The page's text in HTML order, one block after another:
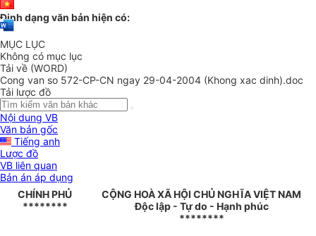
Định dạng văn bản hiện có:
MỤC LỤC
Không có mục lục
Tải về (WORD)
Cong van so 572-CP-CN ngay 29-04-2004 (Khong xac dinh).doc
Tải lược đồ
Nội dung VB
Văn bản gốc
Tiếng anh
Lược đồ
VB liên quan
Bản án áp dụng
CHÍNH PHỦ
********
CỘNG HOÀ XÃ HỘI CHỦ NGHĨA VIỆT NAM
Độc lập - Tự do - Hạnh phúc
********